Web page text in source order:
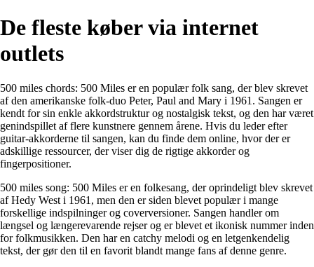
De fleste køber via internet
outlets
500 miles chords: 500 Miles er en populær folk sang, der blev skrevet
af den amerikanske folk-duo Peter, Paul and Mary i 1961. Sangen er
kendt for sin enkle akkordstruktur og nostalgisk tekst, og den har været
genindspillet af flere kunstnere gennem årene. Hvis du leder efter
guitar-akkorderne til sangen, kan du finde dem online, hvor der er
adskillige ressourcer, der viser dig de rigtige akkorder og
fingerpositioner.
500 miles song: 500 Miles er en folkesang, der oprindeligt blev skrevet
af Hedy West i 1961, men den er siden blevet populær i mange
forskellige indspilninger og coverversioner. Sangen handler om
længsel og længerevarende rejser og er blevet et ikonisk nummer inden
for folkmusikken. Den har en catchy melodi og en letgenkendelig
tekst, der gør den til en favorit blandt mange fans af denne genre.